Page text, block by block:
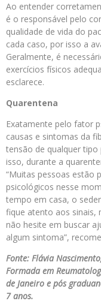
Ao entender
é o responsável pelo
qualidade de vida do
cada caso, por isso a
Geralmente, é
exercícios físicos
esclarece.
Quarentena
Exatamente pelo fator
causas e sintomas da
tensão de qualquer
isso, durante a
“Muitas pessoas estão
psicológicos nesse
tempo em casa, o
fique atento aos sinais,
não hesite em buscar
algum sintoma”,
Fonte: Flávia
Formada em
de Janeiro e pós
7 anos.